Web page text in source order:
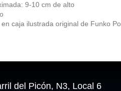
9-10 cm de alto
caja ilustrada original de Funko
del Picón, N3, Local 6